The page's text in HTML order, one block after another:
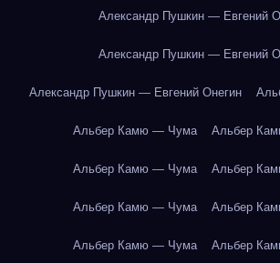
Александр Пушкин — Евгений
Александр Пушкин — Евгений
Александр Пушкин — Евгений Онегин
Альбер Камю — Чума Альбер
Альбер Камю — Чума Альбер
Альбер Камю — Чума Альбер
Альбер Камю — Чума Альбер